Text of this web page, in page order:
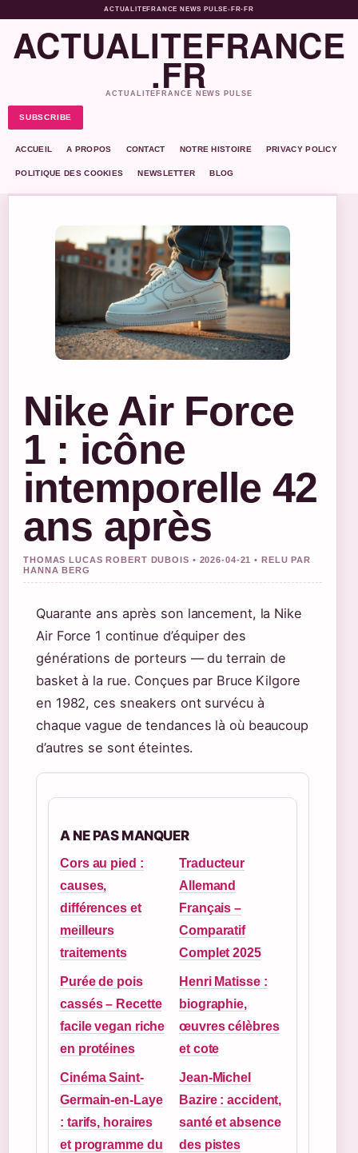
ACTUALITEFRANCE NEWS PULSE• FR-FR
ACTUALITEFRANCE
.FR
ACTUALITEFRANCE NEWS PULSE
SUBSCRIBE
ACCUEIL A PROPOS CONTACT NOTRE HISTOIRE PRIVACY POLICY
POLITIQUE DES COOKIES NEWSLETTER BLOG
Nike Air Force
1 : icône
intemporelle 42
ans après
THOMAS LUCAS ROBERT DUBOIS • 2026-04-21 • RELU PAR
HANNA BERG
Quarante ans après son lancement, la Nike
Air Force 1 continue d’équiper des
générations de porteurs — du terrain de
basket à la rue. Conçues par Bruce Kilgore
en 1982, ces sneakers ont survécu à
chaque vague de tendances là où beaucoup
d’autres se sont éteintes.
A NE PAS MANQUER
Cors au pied :
causes,
différences et
meilleurs
traitements
Traducteur
Allemand
Français –
Comparatif
Complet 2025
Purée de pois
cassés – Recette
facile vegan riche
en protéines
Henri Matisse :
biographie,
œuvres célèbres
et cote
Cinéma Saint-
Germain-en-Laye
: tarifs, horaires
et programme du
Jean-Michel
Bazire : accident,
santé et absence
des pistes